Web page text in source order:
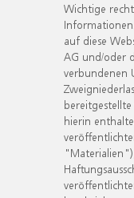
Wichtige
auf diese
AG und/oder
verbundenen
hierin